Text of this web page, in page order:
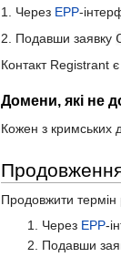
1. Через EPP-
2. Подавши заявку
Контакт Registrant
Домени, які не
Кожен з кримських
Продовжити термін
Через EPP-
Подавши